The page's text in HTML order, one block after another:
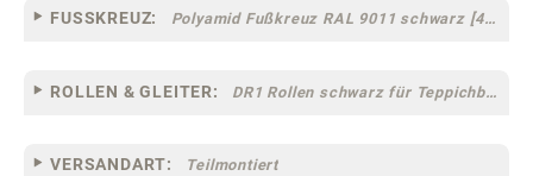
FUSSKREUZ: Polyamid Fußkreuz RAL 9011 schwarz [44]
ROLLEN & GLEITER: DR1 Rollen schwarz für Teppichböden [10]
VERSANDART: Teilmontiert